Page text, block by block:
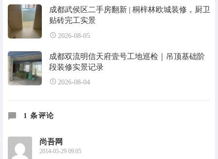
成都武侯区二手房翻新 | 桐梓林欧城装修，厨卫
贴砖完工实景
2026-08-05
成都双流明信天府壹号工地巡检｜吊顶基础阶
段装修实景记录
2026-08-04
1 条评论
尚吾网
2014-05-29 09:05